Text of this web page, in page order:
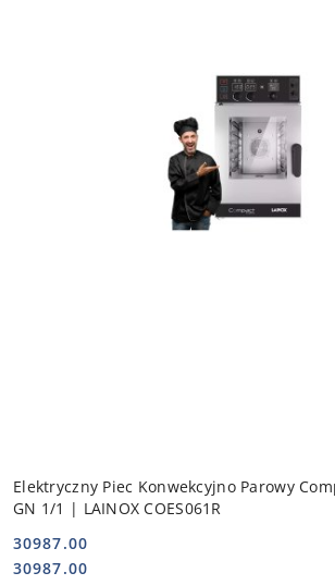
Elektryczny Piec Konwekcyjno Parowy
GN 1/1 | LAINOX COES061R
Cena:
30987.00
Cena:
30987.00